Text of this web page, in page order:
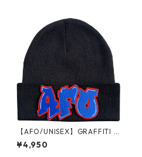
【AFO/UNISEX】GRAFFITI K
NIT CAP ニットキャップ【BL
ACK】UNISEX
¥4,950